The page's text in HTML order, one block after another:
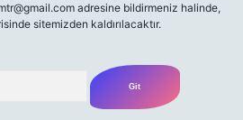
adresine bildirmeniz halinde,
sitemizden kaldırılacaktır.